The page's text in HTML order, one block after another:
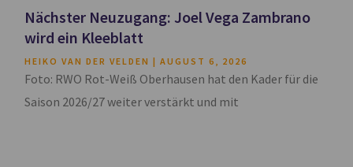
Nächster Neuzugang: Joel Vega Zambrano
wird ein Kleeblatt
HEIKO VAN DER VELDEN AUGUST 6, 2026
Foto: RWO Rot-Weiß Oberhausen hat den Kader für die
Saison 2026/27 weiter verstärkt und mit